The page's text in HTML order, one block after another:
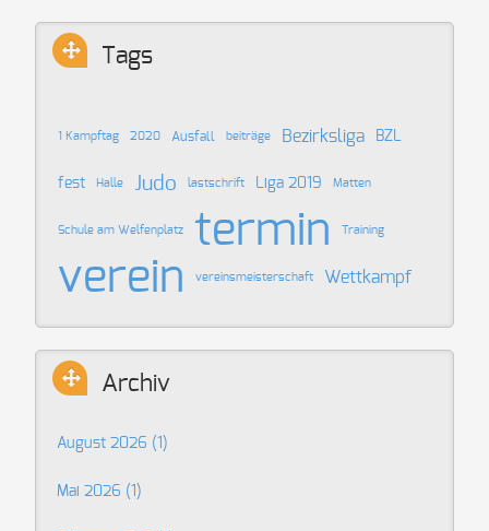
Tags
1 Kampftag 2020 Ausfall beiträge Bezirksliga BZL
fest Halle Judo lastschrift Liga 2019 Matten
Schule am Welfenplatz termin Training
verein vereinsmeisterschaft Wettkampf
Archiv
August 2026 (1)
Mai 2026 (1)